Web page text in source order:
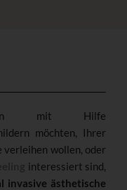
mit Hilfe
möchten, Ihrer
verleihen wollen, oder
interessiert sind,
invasive ästhetische